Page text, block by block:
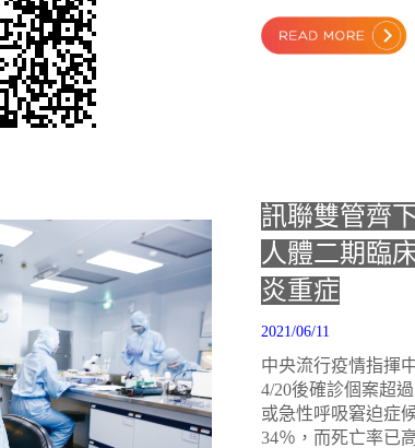
訊聯雙管齊
人體二期臨
炎重症
2021/06/11
中央流行疫情指揮
4/20後確診個案超
或急性呼吸窘迫症
34％，而死亡率已